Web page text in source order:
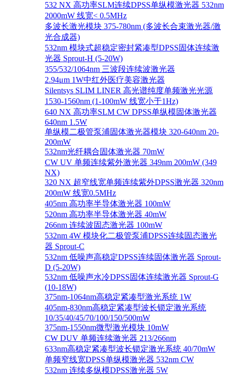
532 NX 高功率SLM连续DPSS单纵模激光器 532nm
2000mW 线宽< 0.5MHz
多波长激光模块 375-780nm (多波长合束激光器/激
光合成器)
532nm 模块式超稳定密封紧凑型DPSS固体连续激
光器 Sprout-H (5-20W)
355/532/1064nm 三波段连续波激光器
2.94μm 1W中红外医疗美容激光器
Silentsys SLIM LINER 高光谱纯度单频激光光源
1530-1560nm (1-100mW 线宽小于1Hz)
640 NX 高功率SLM CW DPSS单纵模固体激光器
640nm 1.5W
单纵模二极管泵浦固体激光器模块 320-640nm 20-
200mW
532nm光纤耦合固体激光器 70mW
CW UV 单频连续紫外激光器 349nm 200mW (349
NX)
320 NX 超窄线宽单频连续紫外DPSS激光器 320nm
200mW 线宽0.5MHz
405nm 高功率半导体激光器 100mW
520nm 高功率半导体激光器 40mW
266nm 连续波固态激光器 100mW
532nm 4W 模块化二极管泵浦DPSS连续固态激光
器 Sprout-C
532nm 低噪声高稳定DPSS连续固体激光器 Sprout-
D (5-20W)
532nm 低噪声水冷DPSS固体连续激光器 Sprout-G
(10-18W)
375nm-1064nm高稳定紧凑型激光系统 1W
405nm-830nm高稳定紧凑型波长锁定激光系统
10/35/40/45/70/100/150/500mW
375nm-1550nm微型激光模块 10mW
CW DUV 单频连续激光器 213/266nm
633nm高稳定紧凑型波长锁定激光系统 40/70mW
单频窄线宽DPSS单纵模激光器 532nm CW
532nm 连续多纵模DPSS激光器 5W